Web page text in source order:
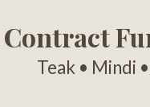
Teak • Mindi